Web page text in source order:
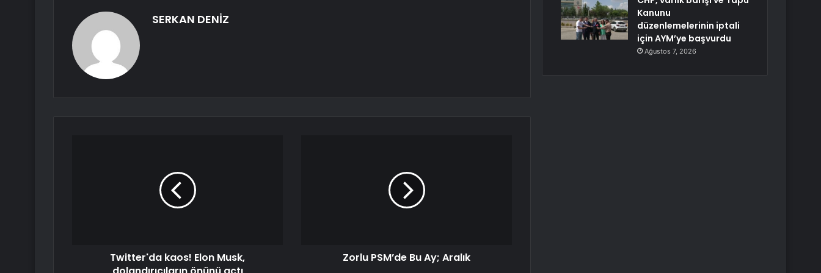
SERKAN DENİZ
Twitter'da kaos! Elon Musk,
Zorlu PSM’de Bu Ay; Aralık
Kanunu
düzenlemelerinin iptali
için AYM’ye başvurdu
Ağustos 7, 2026